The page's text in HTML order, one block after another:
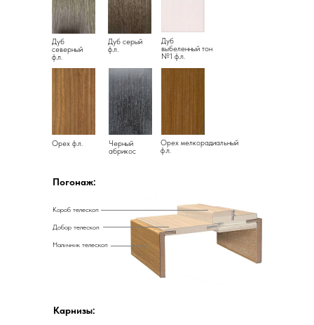
Дуб
выбеленный тон
№1 ф.л.
Дуб
северный
ф.л.
Дуб серый
ф.л.
Орех ф.л.
Орех мелкорадиальный
ф.л.
Черный
абрикос
Наличник телескоп
Добор телескоп
Короб телескоп
Карнизы:
Погонаж: